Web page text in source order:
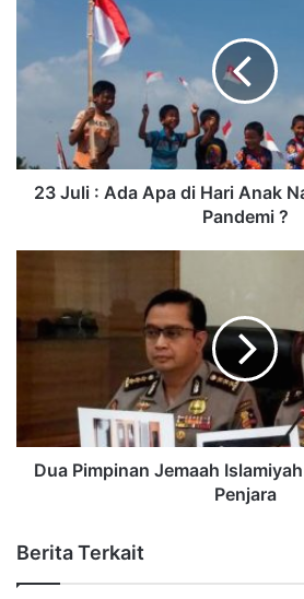
23 Juli : Ada Apa di Hari Anak
Pandemi ?
Dua Pimpinan Jemaah
Penjara
Berita Terkait